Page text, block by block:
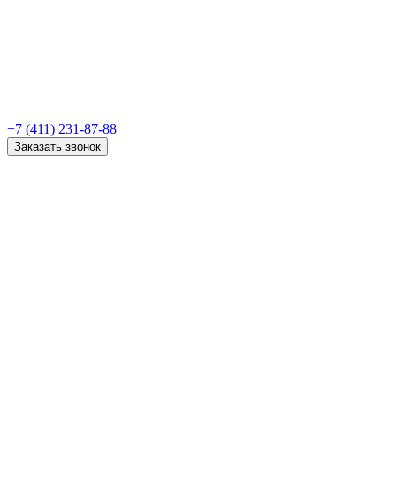
+7 (411) 231-87-88
Заказать звонок